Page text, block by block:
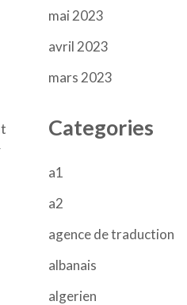
mai 2023
avril 2023
mars 2023
Categories
a1
a2
agence de traduction
albanais
algerien